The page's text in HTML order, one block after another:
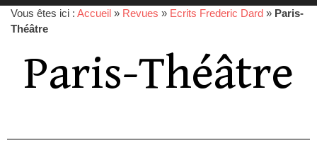
Vous êtes ici : Accueil » Revues » Ecrits Frederic Dard » Paris-
Théâtre
Paris-Théâtre